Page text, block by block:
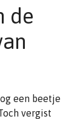
de
een beetje
vergist